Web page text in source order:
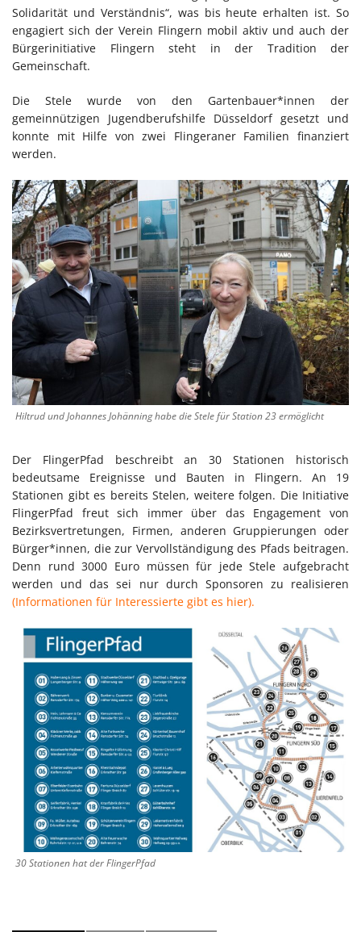
Solidarität und Verständnis“, was bis heute erhalten ist. So
engagiert sich der Verein Flingern mobil aktiv und auch der
Bürgerinitiative Flingern steht in der Tradition der
Gemeinschaft.
Die Stele wurde von den Gartenbauer*innen der
gemeinnützigen Jugendberufshilfe Düsseldorf gesetzt und
konnte mit Hilfe von zwei Flingeraner Familien finanziert
werden.
Hiltrud und Johannes Johänning habe die Stele für Station 23 ermöglicht
Der FlingerPfad beschreibt an 30 Stationen historisch
bedeutsame Ereignisse und Bauten in Flingern. An 19
Stationen gibt es bereits Stelen, weitere folgen. Die Initiative
FlingerPfad freut sich immer über das Engagement von
Bezirksvertretungen, Firmen, anderen Gruppierungen oder
Bürger*innen, die zur Vervollständigung des Pfads beitragen.
Denn rund 3000 Euro müssen für jede Stele aufgebracht
werden und das sei nur durch Sponsoren zu realisieren
(Informationen für Interessierte gibt es hier).
30 Stationen hat der FlingerPfad